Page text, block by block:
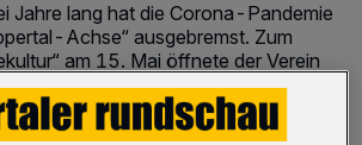
Jahre lang hat die Corona-Pandemie
Achse“ ausgebremst. Zum
am 15. Mai öffnete der Verein
für Besucher. Mit vollem Erfolg:
und erfreuten sich an dem
von Wuppertal im Miniaturformat.